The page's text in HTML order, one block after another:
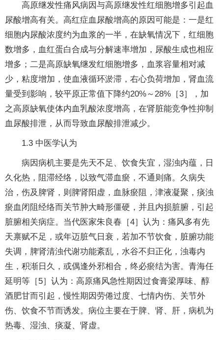
高原继发性痛风病因与高原继发性红细胞增多引起血
尿酸增高有关。高红症血尿酸增高的原因可能是：一是红
细胞内尿酸浓度约为血浆的一半，在缺氧情况下，红细胞
数增多，血红蛋白合成与分解速率增加，尿酸生成也相应
增多；二是高原缺氧继发红细胞增多，血浆容量相对减
少，粘度增加，使血液循环淤滞，右心负荷增加，肾血流
量受到影响，较平原正常值下降约20%～28%［3］，加
之高原缺氧使体内血乳酸浓度增高，在肾脏能竞争性抑制
血尿酸排泄，从而导致血尿酸排泄减少。
1.3 中医学认为
病因病机主要是先天不足、饮食失宜，湿浊内蕴，日
久化热，阻滞经络，以致气滞血瘀，不通则痛。久病失
治，伤及脾肾，则脾肾阳虚，血脉瘀阻，津液凝聚，痰浊
瘀血闭阻经络而关节肿大畸形僵硬，并且内损脏腑，引起
脏腑相关病症。当代医家朱良春［4］认为：痛风多有先
天禀赋不足，或年迈脏气日衰，若加不节饮食，脏腑功能
失调，脾肾清浊代谢功能紊乱，水谷不归正化，浊毒内
生，积渐日久，或偶逢外邪相合，终必瘀结为害。青海任
延明等［5］认为：高原痛风急性期因过食膏梁厚味、醇
酒肥甘而引起，慢性期因劳倦过度、七情内伤、关节外
伤、饮食不节而诱发。病位主要在于脾、肾、肝，病机为
热毒、湿浊、痰凝、肾虚。